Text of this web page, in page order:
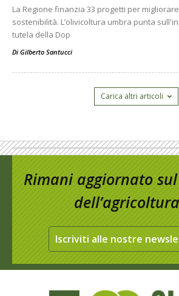
La Regione finanzia 33 progetti per
sostenibilità. L’olivicoltura umbra punta
tutela della Dop
Di Gilberto Santucci
Carica altri articoli
Rimani aggiornato
dell’agricoltura
Iscriviti alle nostre